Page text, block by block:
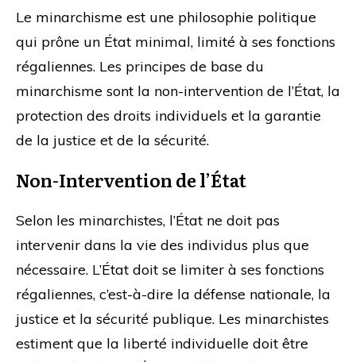
Le minarchisme est une philosophie politique
qui prône un État minimal, limité à ses fonctions
régaliennes. Les principes de base du
minarchisme sont la non-intervention de l’État, la
protection des droits individuels et la garantie
de la justice et de la sécurité.
Non-Intervention de l’État
Selon les minarchistes, l’État ne doit pas
intervenir dans la vie des individus plus que
nécessaire. L’État doit se limiter à ses fonctions
régaliennes, c’est-à-dire la défense nationale, la
justice et la sécurité publique. Les minarchistes
estiment que la liberté individuelle doit être